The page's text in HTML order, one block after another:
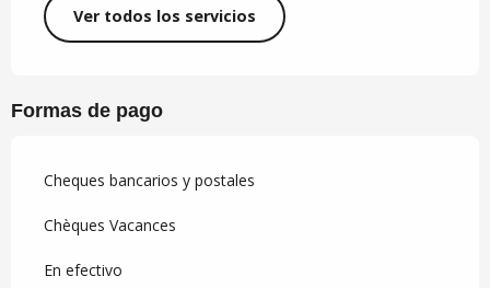
Ver todos los servicios
Formas de pago
Cheques bancarios y postales
Chèques Vacances
En efectivo